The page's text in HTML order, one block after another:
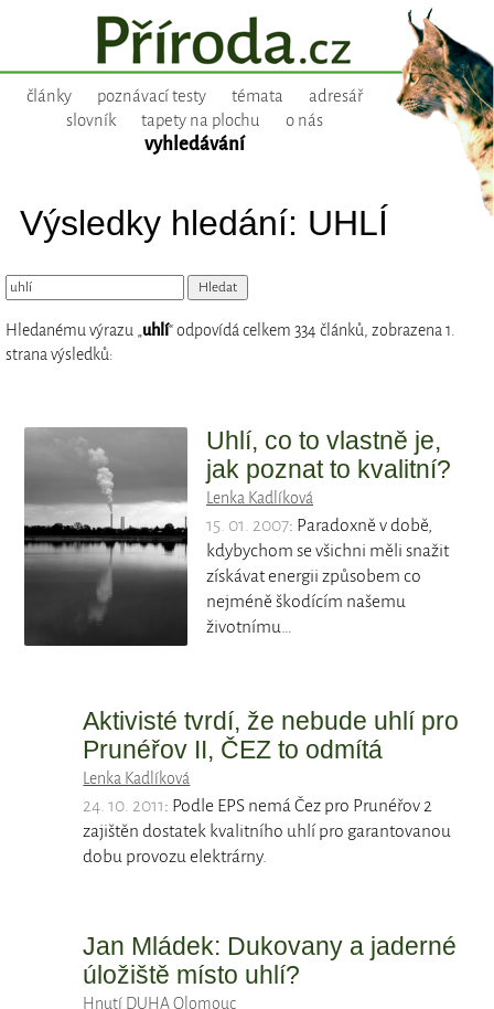
články poznávací testy témata
adresář
slovník
tapety na plochu o nás
vyhledávání
Výsledky hledání: UHLÍ
Hledanému výrazu „uhlí“ odpovídá celkem 334 článků, zobrazena 1.
strana výsledků:
Uhlí, co to vlastně je,
jak poznat to kvalitní?
Lenka Kadlíková
15. 01. 2007: Paradoxně v době,
kdybychom se všichni měli snažit
získávat energii způsobem co
nejméně škodícím našemu
životnímu…
Aktivisté tvrdí, že nebude uhlí pro
Prunéřov II, ČEZ to odmítá
Lenka Kadlíková
24. 10. 2011: Podle EPS nemá Čez pro Prunéřov 2
zajištěn dostatek kvalitního uhlí pro garantovanou
dobu provozu elektrárny.
Jan Mládek: Dukovany a jaderné
úložiště místo uhlí?
Hnutí DUHA Olomouc